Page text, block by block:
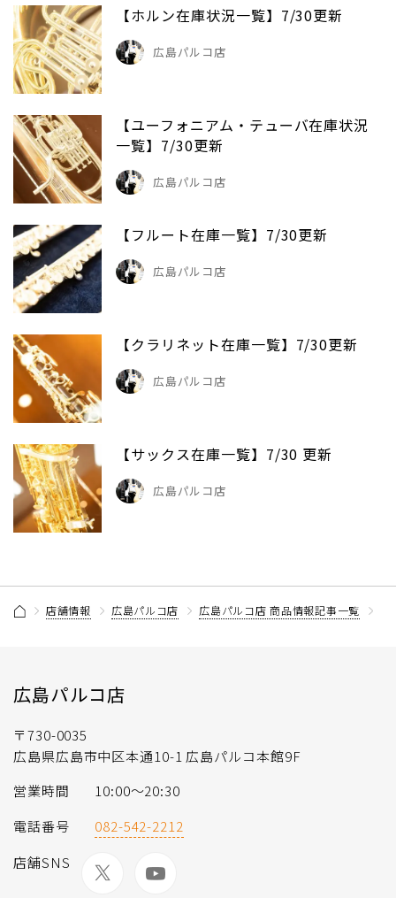
【ホルン在庫状況一覧】7/30更新
広島パルコ店
【ユーフォニアム・テューバ在庫状況
一覧】7/30更新
広島パルコ店
【フルート在庫一覧】7/30更新
広島パルコ店
【クラリネット在庫一覧】7/30更新
広島パルコ店
【サックス在庫一覧】7/30 更新
広島パルコ店
店舗情報 広島パルコ店 広島パルコ店 商品情報記事一覧
広島パルコ店
〒730-0035
広島県広島市中区本通10-1 広島パルコ本館9F
営業時間
10:00～20:30
電話番号
082-542-2212
店舗SNS